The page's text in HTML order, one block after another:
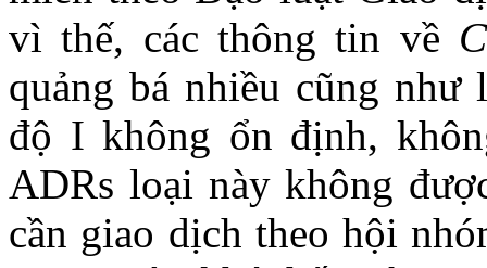
vì thế, các thông tin về
quảng bá nhiều cũng
độ I không ổn định,
ADRs loại này không
cần giao dịch theo hội